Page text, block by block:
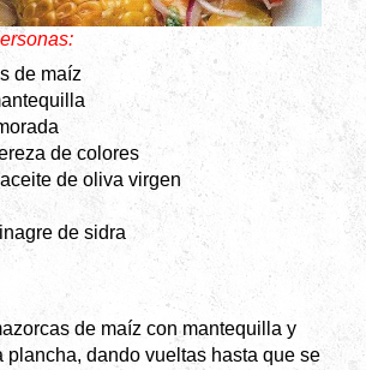
de maíz
de colores
de oliva virgen
de sidra
de maíz con mantequilla y
plancha, dando vueltas hasta que se